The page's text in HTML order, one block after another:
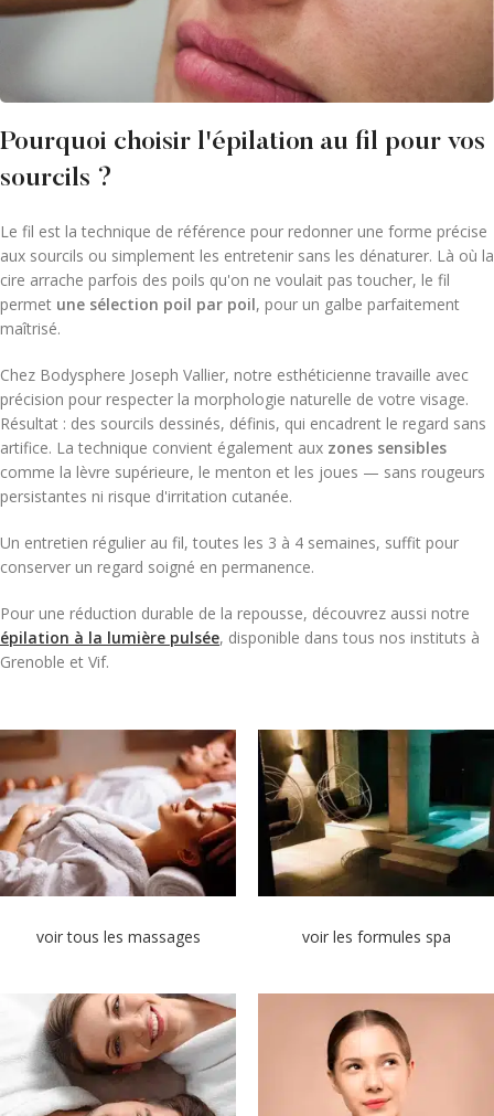
Pourquoi choisir l'épilation au fil pour vos
sourcils ?
Le fil est la technique de référence pour redonner une forme précise
aux sourcils ou simplement les entretenir sans les dénaturer. Là où la
cire arrache parfois des poils qu'on ne voulait pas toucher, le fil
permet une sélection poil par poil, pour un galbe parfaitement
maîtrisé.
Chez Bodysphere Joseph Vallier, notre esthéticienne travaille avec
précision pour respecter la morphologie naturelle de votre visage.
Résultat : des sourcils dessinés, définis, qui encadrent le regard sans
artifice. La technique convient également aux zones sensibles
comme la lèvre supérieure, le menton et les joues — sans rougeurs
persistantes ni risque d'irritation cutanée.
Un entretien régulier au fil, toutes les 3 à 4 semaines, suffit pour
conserver un regard soigné en permanence.
Pour une réduction durable de la repousse, découvrez aussi notre
épilation à la lumière pulsée, disponible dans tous nos instituts à
Grenoble et Vif.
voir tous les massages voir les formules spa